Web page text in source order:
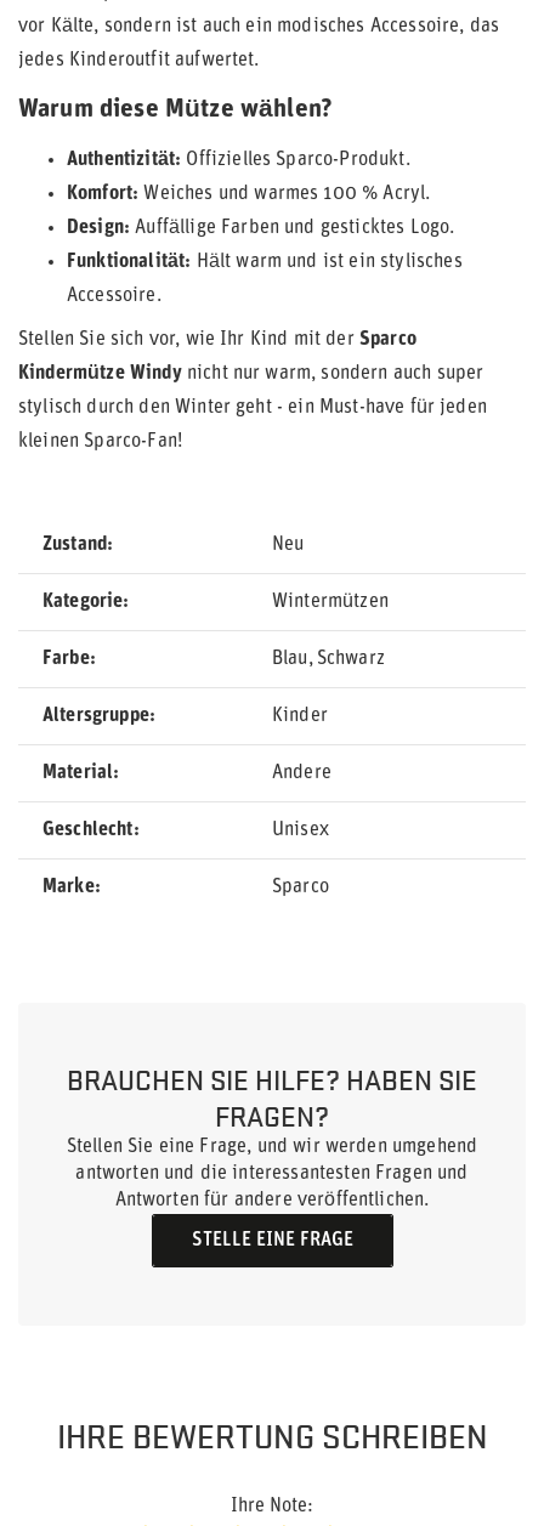
vor Kälte, sondern ist auch ein modisches Accessoire, das
jedes Kinderoutfit aufwertet.
Warum diese Mütze wählen?
Authentizität: Offizielles Sparco-Produkt.
Komfort: Weiches und warmes 100 % Acryl.
Design: Auffällige Farben und gesticktes Logo.
Funktionalität: Hält warm und ist ein stylisches
Accessoire.
Stellen Sie sich vor, wie Ihr Kind mit der Sparco
Kindermütze Windynicht nur warm, sondern auch super
stylisch durch den Winter geht - ein Must-have für jeden
kleinen Sparco-Fan!
Zustand Neu
Kategorie Wintermützen
Farbe Blau Schwarz
Altersgruppe Kinder
Material Andere
Geschlecht Unisex
Marke Sparco
BRAUCHEN SIE HILFE? HABEN SIE
FRAGEN?
Stellen Sie eine Frage, und wir werden umgehend
antworten und die interessantesten Fragen und
Antworten für andere veröffentlichen.
STELLE EINE FRAGE
IHRE BEWERTUNG SCHREIBEN
Ihre Note: